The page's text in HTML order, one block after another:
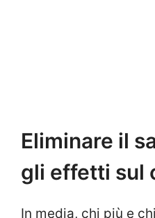
Eliminare il
gli effetti sul
In media, chi più e